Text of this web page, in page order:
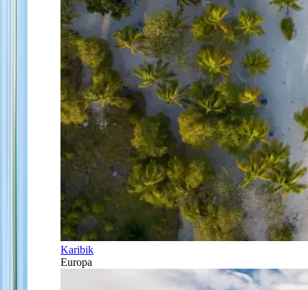
Karibik
Europa